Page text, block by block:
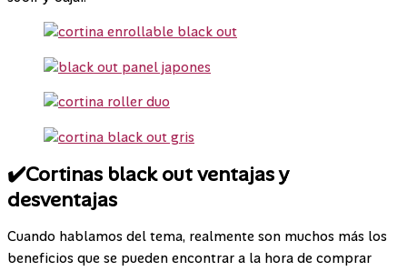
✔️Cortinas black out ventajas y
desventajas
Cuando hablamos del tema, realmente son muchos más los
beneficios que se pueden encontrar a la hora de comprar